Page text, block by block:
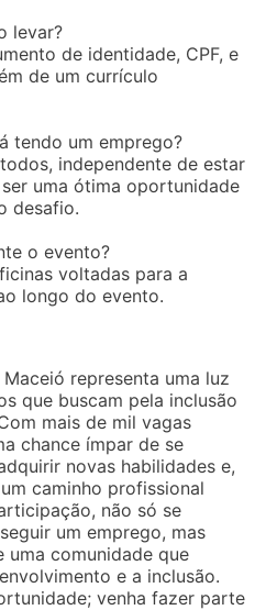
levar?
de identidade, CPF, e
de um currículo
tendo um emprego?
independente de estar
uma ótima oportunidade
desafio.
o evento?
voltadas para a
longo do evento.
representa uma luz
que buscam pela inclusão
mais de mil vagas
chance ímpar de se
novas habilidades e,
caminho profissional
não só se
um emprego, mas
comunidade que
e a inclusão.
venha fazer parte